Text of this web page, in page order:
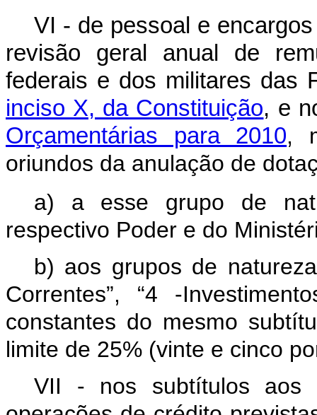
VI - de pessoal e
revisão geral anual de
federais e dos militares das
inciso X, da Constituição, e
Orçamentárias para 2010,
oriundos da anulação de
a) a esse grupo de
respectivo Poder e do
b) aos grupos de
Correntes”, “4 -
constantes do mesmo
limite de 25% (vinte e cinco
VII - nos subtítulos aos